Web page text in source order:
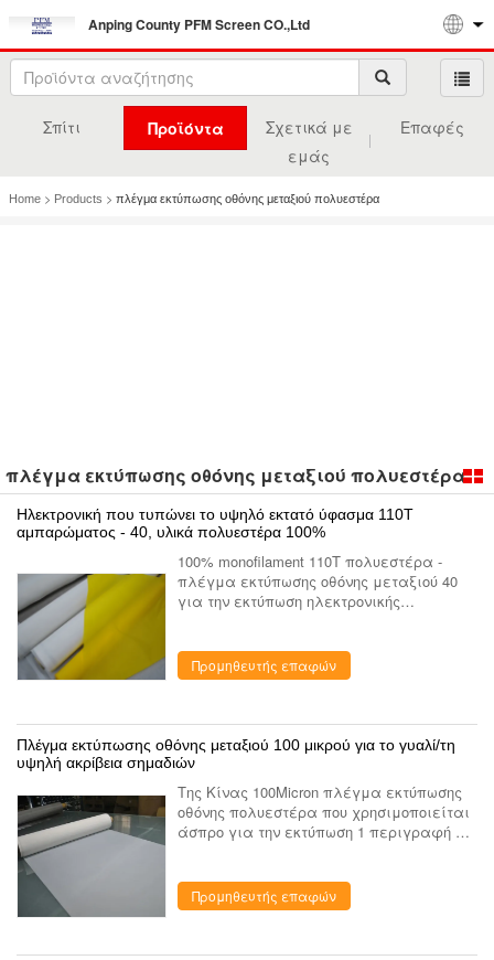
Anping County PFM Screen CO.,Ltd
Σπίτι Προϊόντα
Σχετικά με
εμάς
Επαφές
Home > Products > πλέγμα εκτύπωσης οθόνης μεταξιού πολυεστέρα
πλέγμα εκτύπωσης οθόνης μεταξιού πολυεστέρα
Ηλεκτρονική που τυπώνει το υψηλό εκτατό ύφασμα 110T
αμπαρώματος - 40, υλικά πολυεστέρα 100%
100% monofilament 110T πολυεστέρα -
πλέγμα εκτύπωσης οθόνης μεταξιού 40
για την εκτύπωση ηλεκτρονικής
οθόνης μεταξιού χρησιμοποιείται maily
γ...
Προμηθευτής επαφών
Πλέγμα εκτύπωσης οθόνης μεταξιού 100 μικρού για το γυαλί/τη
υψηλή ακρίβεια σημαδιών
Της Κίνας 100Micron πλέγμα εκτύπωσης
οθόνης πολυεστέρα που χρησιμοποιείται
άσπρο για την εκτύπωση 1 περιγραφή Το
υψηλής ποιότητας monofilament ...
Προμηθευτής επαφών